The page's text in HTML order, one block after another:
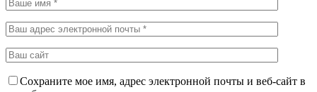
Сохраните мое имя, адрес электронной почты и веб-сайт в